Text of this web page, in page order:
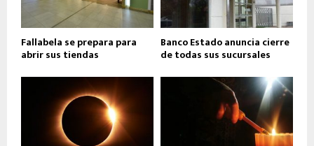
Fallabela se prepara para
abrir sus tiendas
Banco Estado anuncia cierre
de todas sus sucursales